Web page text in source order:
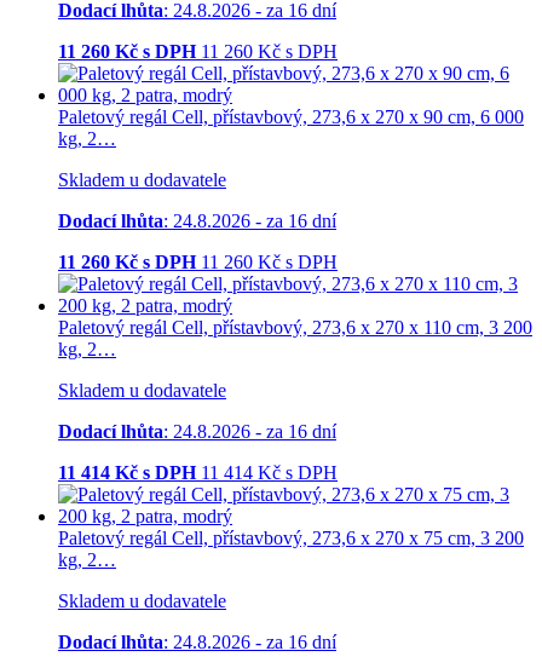
Dodací lhůta: 24.8.2026 - za 16 dní
11 260 Kč s DPH 11 260 Kč s DPH
Paletový regál Cell, přístavbový, 273,6 x 270 x 90 cm, 6 000
kg, 2…
Skladem u dodavatele
Dodací lhůta: 24.8.2026 - za 16 dní
11 260 Kč s DPH 11 260 Kč s DPH
Paletový regál Cell, přístavbový, 273,6 x 270 x 110 cm, 3 200
kg, 2…
Skladem u dodavatele
Dodací lhůta: 24.8.2026 - za 16 dní
11 414 Kč s DPH 11 414 Kč s DPH
Paletový regál Cell, přístavbový, 273,6 x 270 x 75 cm, 3 200
kg, 2…
Skladem u dodavatele
Dodací lhůta: 24.8.2026 - za 16 dní